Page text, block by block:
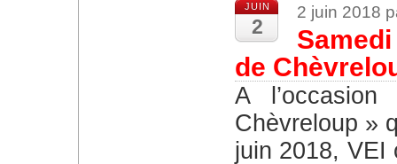
JUIN
2
2 juin 2018
de
A l’occasion des « Portes ouvertes de
Chèvreloup »
juin 2018, VEI